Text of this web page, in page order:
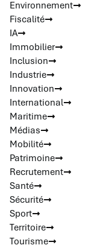
Environnement
Fiscalité
IA
Immobilier
Inclusion
Industrie
Innovation
International
Maritime
Médias
Mobilité
Patrimoine
Recrutement
Santé
Sécurité
Sport
Territoire
Tourisme